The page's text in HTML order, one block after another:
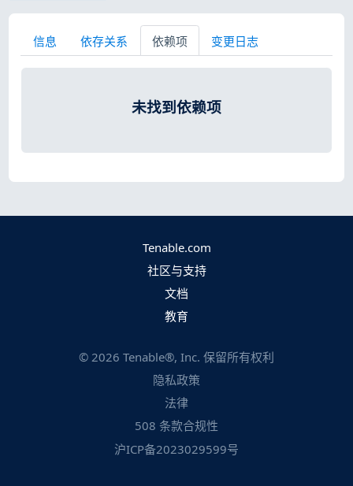
信息 依存关系 依赖项 变更日志
未找到依赖项
Tenable.com
社区与支持
文档
教育
© 2026 Tenable®, Inc. 保留所有权利
隐私政策
法律
508 条款合规性
沪ICP备2023029599号